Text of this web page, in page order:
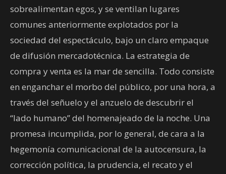
sobrealimentan egos, y se ventilan lugares
comunes anteriormente explotados por la
sociedad del espectáculo, bajo un claro empaque
de difusión mercadotécnica. La estrategia de
compra y venta es la mar de sencilla. Todo consiste
en enganchar el morbo del público, por una hora, a
través del señuelo y el anzuelo de descubrir el
“lado humano” del homenajeado de la noche. Una
promesa incumplida, por lo general, de cara a la
hegemonía comunicacional de la autocensura, la
corrección política, la prudencia, el recato y el